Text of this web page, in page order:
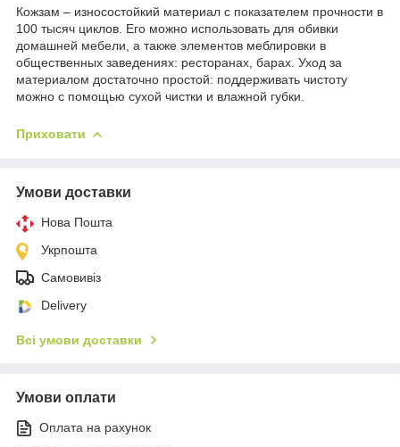
Кожзам – износостойкий материал с показателем прочности в
100 тысяч циклов. Его можно использовать для обивки
домашней мебели, а также элементов меблировки в
общественных заведениях: ресторанах, барах. Уход за
материалом достаточно простой: поддерживать чистоту
можно с помощью сухой чистки и влажной губки.
Приховати
Умови доставки
Нова Пошта
Укрпошта
Самовивіз
Delivery
Всі умови доставки
Умови оплати
Оплата на рахунок